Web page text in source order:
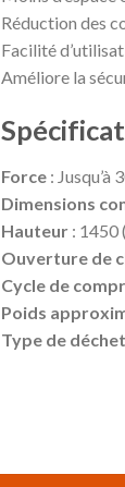
Réduction des
Facilité
Améliore la
Force : Jusqu’à
Dimensions
Hauteur : 1450
Ouverture de
Cycle de
Poids
Type de déchet